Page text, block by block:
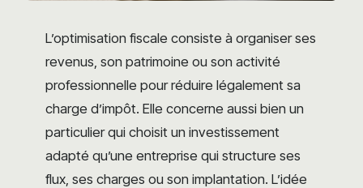
L’optimisation fiscale consiste à organiser ses
revenus, son patrimoine ou son activité
professionnelle pour réduire légalement sa
charge d’impôt. Elle concerne aussi bien un
particulier qui choisit un investissement
adapté qu’une entreprise qui structure ses
flux, ses charges ou son implantation. L’idée